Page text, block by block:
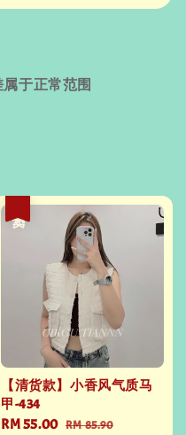
属于正常范围
【清货款】小香风气质马
甲-434
Sale
RM 55.00 Regular
RM 85.90